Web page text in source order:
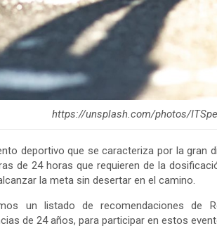
https://unsplash.com/photos/
deportivo que se caracteriza por la gran
de 24 horas que requieren de la
la meta sin desertar en el camino.
un listado de recomendaciones de
de 24 años, para participar en estos